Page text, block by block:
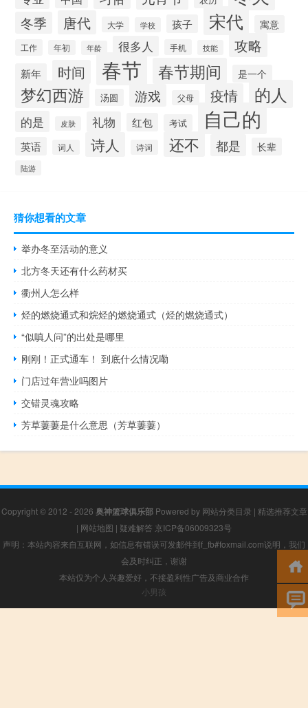
冬季 唐代 大学 学校 孩子 宋代 寓意
工作 年初 年龄 很多人 手机 技能 攻略
新年 时间 春节 春节期间 是一个
梦幻西游 汤圆 游戏 父母 疫情 的人
的是 皮肤 礼物 红包 考试 自己的
英语 词人 诗人 诗词 还不 都是 长辈
陆游
猜你想看的文章
举办冬至活动的意义
北方冬天还有什么药材买
衢州人怎么样
烃的燃烧通式和烷烃的燃烧通式（烃的燃烧通式）
“似嗔人问”的出处是哪里
刚刚！正式通车！ 到底什么情况嘞
门店过年营业吗图片
交错灵魂攻略
芳草萋萋是什么意思（芳草萋萋）
Copyright © 2012 - 2026 奥神篮球俱乐部Powered by 网站分类目录 | 精选推荐文章
| 网站地图 | 疑难解答 京ICP备06009323号
声明：本站内容来自互联网，如信息有错误可发邮件到f_fb#foxmail.com说明，我们
会及时纠正，谢谢
本站仅为个人兴趣爱好，不接盈利性广告及商业合作
小男孩